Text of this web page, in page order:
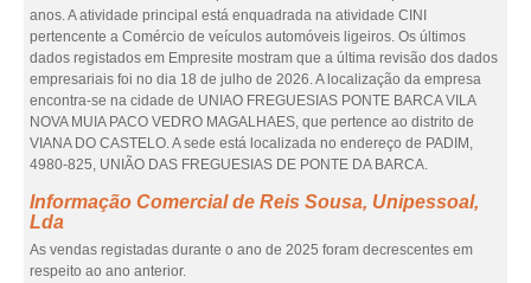
anos. A atividade principal está enquadrada na atividade CINI
pertencente a Comércio de veículos automóveis ligeiros. Os últimos
dados registados em Empresite mostram que a última revisão dos dados
empresariais foi no dia 18 de julho de 2026. A localização da empresa
encontra-se na cidade de UNIAO FREGUESIAS PONTE BARCA VILA
NOVA MUIA PACO VEDRO MAGALHAES, que pertence ao distrito de
VIANA DO CASTELO. A sede está localizada no endereço de PADIM,
4980-825, UNIÃO DAS FREGUESIAS DE PONTE DA BARCA.
Informação Comercial de Reis Sousa, Unipessoal,
Lda
As vendas registadas durante o ano de 2025 foram decrescentes em
respeito ao ano anterior.